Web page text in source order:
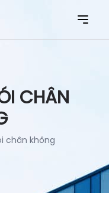
CHÂN
chân không